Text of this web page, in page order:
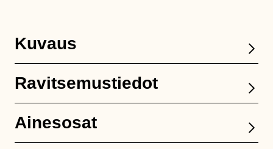
Kuvaus
Ravitsemustiedot
Ainesosat